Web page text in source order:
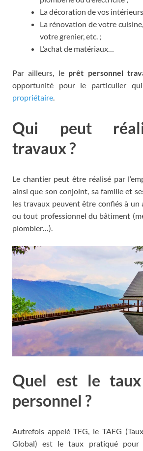
La décoration de vos
La rénovation de votre
votre grenier, etc. ;
L’achat de matériaux…
Par ailleurs, le prêt personnel
opportunité pour le particulier
propriétaire.
Qui peut
travaux ?
Le chantier peut être réalisé par
ainsi que son conjoint, sa famille et
les travaux peuvent être confiés à un
ou tout professionnel du bâtiment
plombier…).
Quel est le
personnel ?
Autrefois appelé TEG, le TAEG
Global) est le taux pratiqué pour